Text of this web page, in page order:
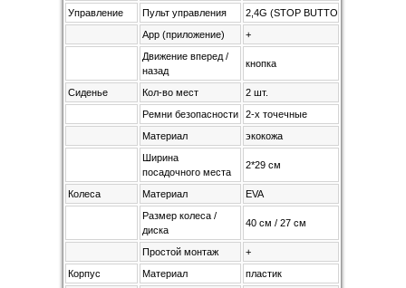
Управление
Пульт управления
2,4G (STOP BUTTON)
App (приложение)
+
Движение вперед /
назад
кнопка
Сиденье Кол-во мест
2 шт.
Ремни безопасности
2-х точечные
Материал
экокожа
Ширина
посадочного места
2*29 см
Колеса Материал
EVA
Размер колеса /
диска
40 см / 27 см
Простой монтаж
+
Корпус
Материал
пластик